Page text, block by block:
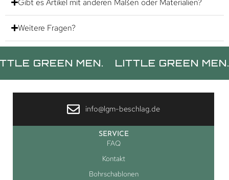
Gibt es Artikel mit anderen Maßen oder Materialien?
Weitere Fragen?
MEN. LITTLE GREEN MEN.
info@lgm-beschlag.de
SERVICE
FAQ
Kontakt
Bohrschablonen